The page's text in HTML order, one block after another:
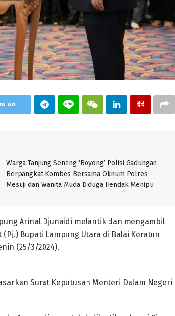
on
Warga Tanjung Seneng ‘Boyong’ Polisi Gadungan
Berpangkat Kombes Bersama Oknum Polres
Mesuji dan Wanita Muda Diduga Hendak Menipu
Arinal Djunaidi melantik dan mengambil
Bupati Lampung Utara di Balai Keratun
(25/3/2024).
Surat Keputusan Menteri Dalam Negeri